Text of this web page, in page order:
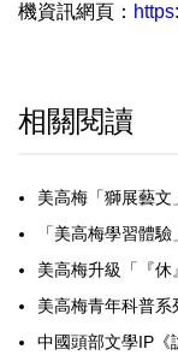
機資訊網頁：
相關閱讀
美高梅「獅展藝
「美高梅學習體
美高梅升級「『
美高梅青年科普
中國頭部文學IP《